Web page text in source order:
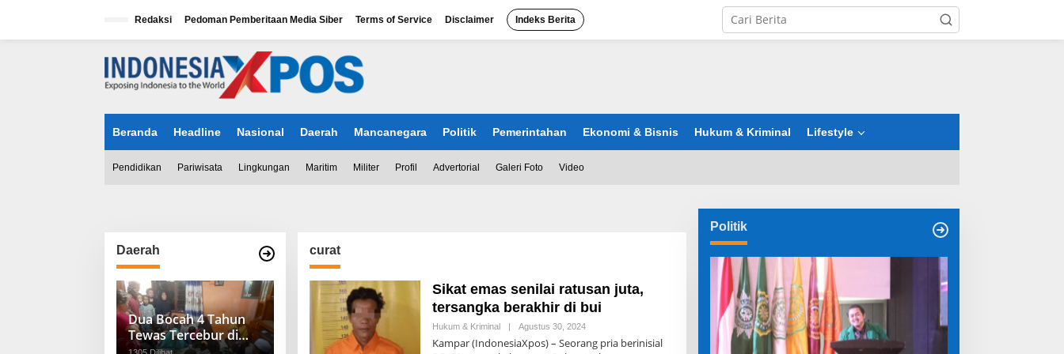
Redaksi Pedoman Pemberitaan Media Siber Terms of Service Disclaimer Indeks Berita
Beranda Headline Nasional Daerah Mancanegara Politik Pemerintahan Ekonomi & Bisnis Hukum & Kriminal Lifestyle
Pendidikan Pariwisata Lingkungan Maritim Militer Profil Advertorial Galeri Foto Video
Daerah
Dua Bocah 4 Tahun
Tewas Tercebur di
curat
Sikat emas senilai ratusan juta,
tersangka berakhir di bui
Hukum & Kriminal Agustus 30, 2024O
E
Kampar (IndonesiaXpos) – Seorang pria berinisial
Politik